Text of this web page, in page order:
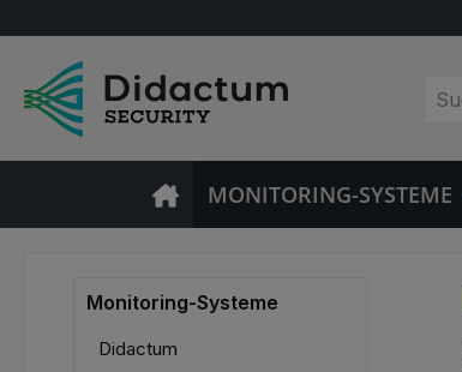
MONITORING-SYSTEME
Monitoring-Systeme
Didactum